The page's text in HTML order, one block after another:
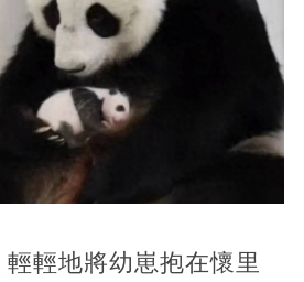
輕地將幼崽抱在懷里